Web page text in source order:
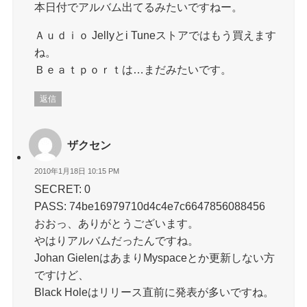
本日付でアルバム出てるみたいですねー。
Ａｕｄｉｏ Jellyとi Tuneストアではもう買えます
ね。
Ｂｅａｔｐｏｒｔは…まだみたいです。
返信
ザクセン
2010年1月18日 10:15 PM
SECRET: 0
PASS: 74be16979710d4c4e7c6647856088456
おおっ、ありがとうございます。
やはりアルバムだったんですね。
Johan GielenはあまりMyspaceとか更新しない方
ですけど、
Black Holeはリリース直前に発表が多いですね。